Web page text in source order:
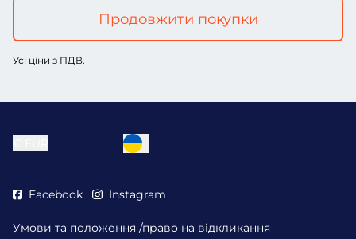
Продовжити покупки
Усі ціни з ПДВ.
Facebook Instagram
Умови та положення /право на відкликання